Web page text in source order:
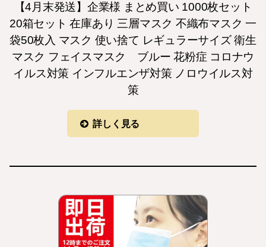
【4月末発送】企業様 まとめ買い 1000枚セット
20箱セット 在庫あり 三層マスク 不織布マスク 一
袋50枚入 マスク 使い捨て レギュラーサイズ 衛生
マスク フェイスマスク ブルー 花粉症 コロナウ
イルス対策 インフルエンザ対策 ノロウイルス対
策
詳しく見る